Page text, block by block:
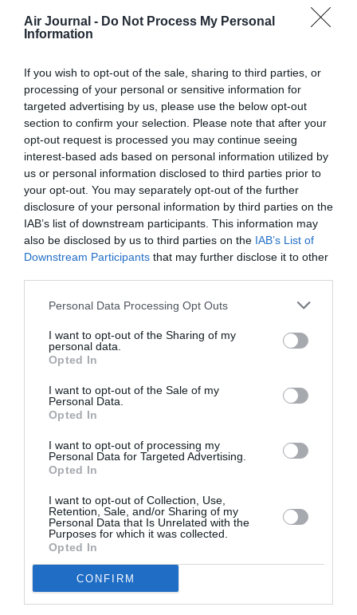
Air Journal - Do Not Process My Personal
Information
If you wish to opt-out of the sale, sharing to third parties, or
processing of your personal or sensitive information for
targeted advertising by us, please use the below opt-out
section to confirm your selection. Please note that after your
opt-out request is processed you may continue seeing
interest-based ads based on personal information utilized by
us or personal information disclosed to third parties prior to
your opt-out. You may separately opt-out of the further
disclosure of your personal information by third parties on the
IAB’s list of downstream participants. This information may
also be disclosed by us to third parties on the IAB’s List of
Downstream Participants that may further disclose it to other
Personal Data Processing Opt Outs
I want to opt-out of the Sharing of my
personal data.
Opted In
I want to opt-out of the Sale of my
Personal Data.
Opted In
I want to opt-out of processing my
Personal Data for Targeted Advertising.
Opted In
I want to opt-out of Collection, Use,
Retention, Sale, and/or Sharing of my
Personal Data that Is Unrelated with the
Purposes for which it was collected.
Opted In
CONFIRM
Soutenez Air Journal participezà son
NOUS SOUTENIR
DERNIERS COMMENTAIRES
Airlines relie l’Écosse à l’Australie
Badissi novembria commenté l'article :
Nice–Corse : ces vols électriques qui se profilent à
alaska airlines amerique du nord